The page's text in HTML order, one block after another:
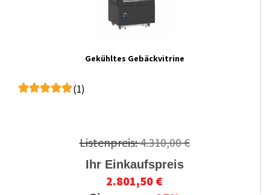
Gekühltes Gebäckvitrine
(1)
Listenpreis:4.310,00 €
Ihr Einkaufspreis
2.801,50 €